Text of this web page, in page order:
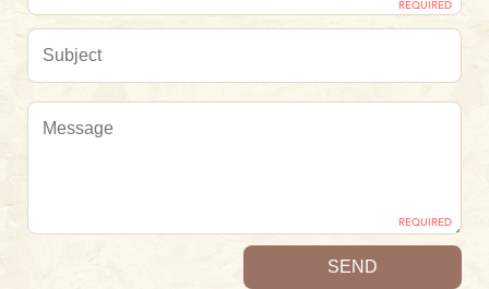
REQUIRED
REQUIRED